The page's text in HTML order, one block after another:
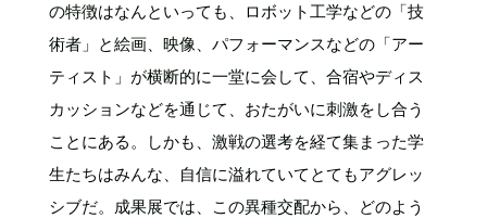
の特徴はなんといっても、ロボット工学などの「技
術者」と絵画、映像、パフォーマンスなどの「アー
ティスト」が横断的に一堂に会して、合宿やディス
カッションなどを通じて、おたがいに刺激をし合う
ことにある。しかも、激戦の選考を経て集まった学
生たちはみんな、自信に溢れていてとてもアグレッ
シブだ。成果展では、この異種交配から、どのよう